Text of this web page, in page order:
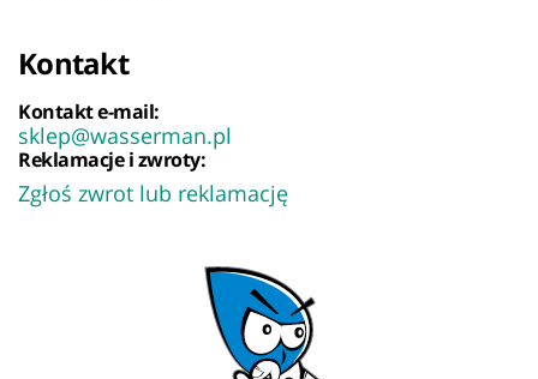
Kontakt
Kontakt e-mail:
sklep@wasserman.pl
Reklamacje i zwroty:
Zgłoś zwrot lub reklamację